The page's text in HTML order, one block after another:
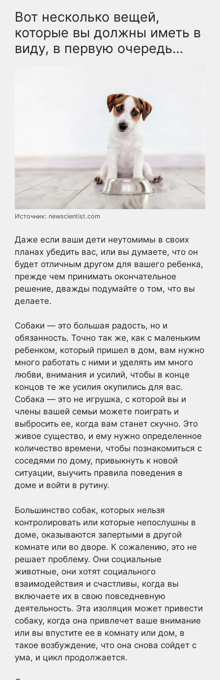
Вот несколько вещей,
которые вы должны иметь в
виду, в первую очередь…
Источник: newscientist.com
Даже если ваши дети неутомимы в своих
планах убедить вас, или вы думаете, что он
будет отличным другом для вашего ребенка,
прежде чем принимать окончательное
решение, дважды подумайте о том, что вы
делаете.
Собаки — это большая радость, но и
обязанность. Точно так же, как с маленьким
ребенком, который пришел в дом, вам нужно
много работать с ними и уделять им много
любви, внимания и усилий, чтобы в конце
концов те же усилия окупились для вас.
Собака — это не игрушка, с которой вы и
члены вашей семьи можете поиграть и
выбросить ее, когда вам станет скучно. Это
живое существо, и ему нужно определенное
количество времени, чтобы познакомиться с
соседями по дому, привыкнуть к новой
ситуации, выучить правила поведения в
доме и войти в рутину.
Большинство собак, которых нельзя
контролировать или которые непослушны в
доме, оказываются запертыми в другой
комнате или во дворе. К сожалению, это не
решает проблему. Они социальные
животные, они хотят социального
взаимодействия и счастливы, когда вы
включаете их в свою повседневную
деятельность. Эта изоляция может привести
собаку, когда она привлечет ваше внимание
или вы впустите ее в комнату или дом, в
такое возбуждение, что она снова сойдет с
ума, и цикл продолжается.